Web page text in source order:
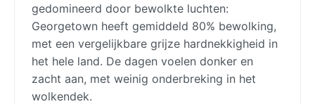
gedomineerd door bewolkte luchten:
Georgetown heeft gemiddeld 80% bewolking,
met een vergelijkbare grijze hardnekkigheid in
het hele land. De dagen voelen donker en
zacht aan, met weinig onderbreking in het
wolkendek.